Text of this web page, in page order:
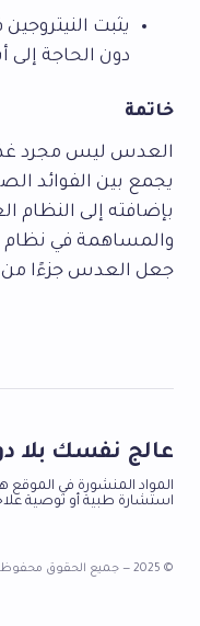
يثبت
دون الحاجة إلى
خاتمة
العدس ليس مجرد
يجمع بين الفوائد
بإضافته إلى النظام
والمساهمة في نظام
جعل العدس جزءًا من
عالج نفسك بلا
المواد المنشورة في الموقع
استشارة طبية أو توصية
© 2025 — جميع الحقوق محفوظة .